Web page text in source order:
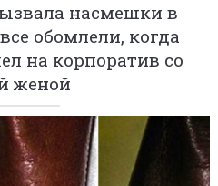
насмешки в
обомлели, когда
на корпоратив со
женой